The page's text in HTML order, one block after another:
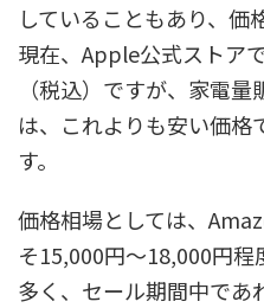
していることもあり、価
現在、Apple公式ストア
（税込）ですが、家電
は、これよりも安い価格
す。
価格相場としては、
そ15,000円～18,000円
多く、セール期間中であ